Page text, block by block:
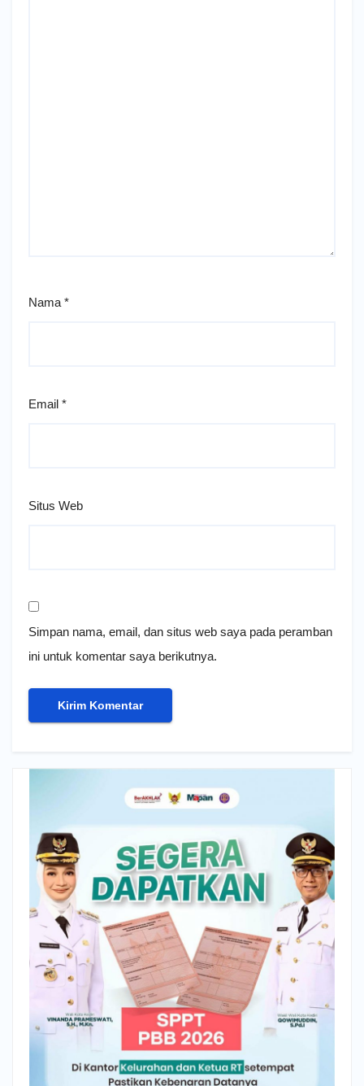
Nama *
Email *
Situs Web
Simpan nama, email, dan situs web saya pada peramban
ini untuk komentar saya berikutnya.